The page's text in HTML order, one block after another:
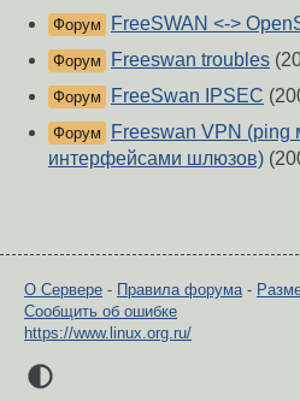
Форум FreeSWAN <->
Форум Freeswan troubles
Форум FreeSwan IPSEC
Форум
Freeswan VPN (ping
интерфейсами шлюзов)
О Сервере - Правила форума-
Сообщить об ошибке
https://www.linux.org.ru/